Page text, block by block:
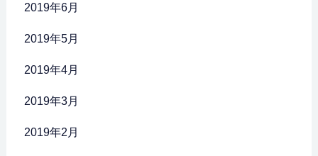
2019年6月
2019年5月
2019年4月
2019年3月
2019年2月